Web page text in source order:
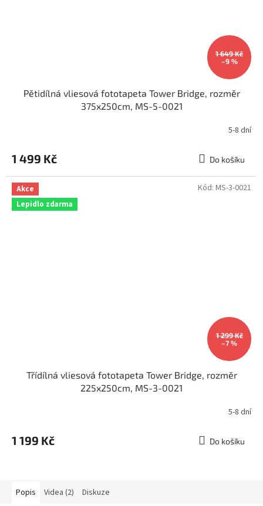
1 649 Kč
–9 %
Pětidílná vliesová fototapeta Tower Bridge, rozměr
375x250cm, MS-5-0021
5-8 dní
1 499 Kč Do košíku
Akce
Lepidlo zdarma
1 299 Kč
–7 %
Třídílná vliesová fototapeta Tower Bridge, rozměr
225x250cm, MS-3-0021
5-8 dní
1 199 Kč Do košíku
Kód: MS-3-0021
Popis Videa (2) Diskuze